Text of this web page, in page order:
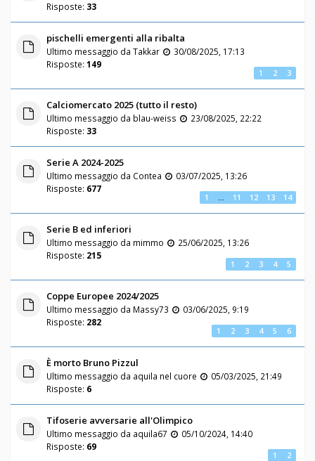
Risposte: 33
pischelli emergenti alla ribalta
Ultimo messaggio da Takkar
30/08/2025, 17:13
Risposte: 149
1 2 3
Calciomercato 2025 (tutto il resto)
Ultimo messaggio da blau-weiss
23/08/2025, 22:22
Risposte: 33
Serie A 2024-2025
Ultimo messaggio da Contea
03/07/2025, 13:26
Risposte: 677
1 … 11 12 13 14
Serie B ed inferiori
Ultimo messaggio da mimmo
25/06/2025, 13:26
Risposte: 215
1 2 3 4 5
Coppe Europee 2024/2025
Ultimo messaggio da Massy73
03/06/2025, 9:19
Risposte: 282
1 2 3 4 5 6
È morto Bruno Pizzul
Ultimo messaggio da aquila nel cuore
05/03/2025, 21:49
Risposte: 6
Tifoserie avversarie all'Olimpico
Ultimo messaggio da aquila67
05/10/2024, 14:40
Risposte: 69
1 2